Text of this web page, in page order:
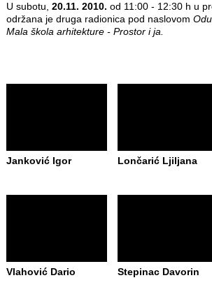
U subotu, 20.11. 2010. od 11:00 - 12:30 h u
održana je druga radionica pod naslovom
Mala škola arhitekture - Prostor i ja.
Janković Igor Lončarić Ljiljana
Vlahović Dario Stepinac Davorin